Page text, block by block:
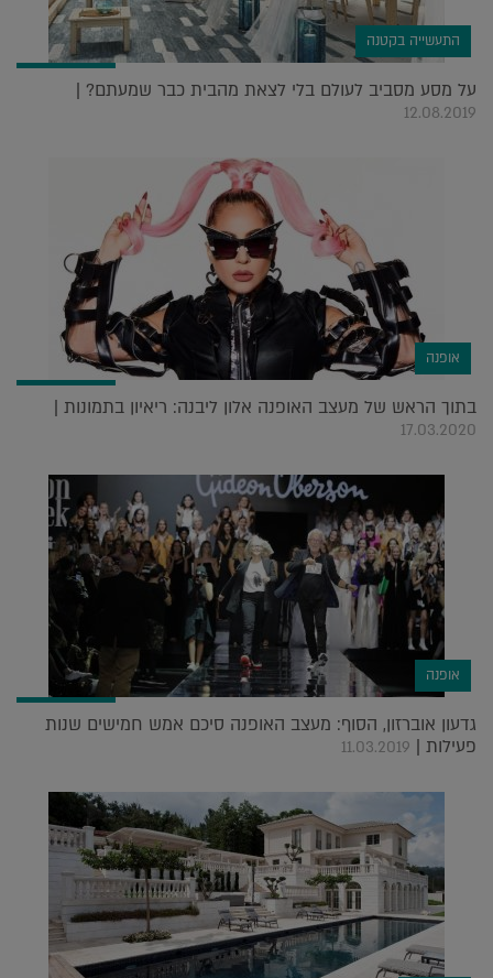
התעשייה בקטנה
על מסע מסביב לעולם בלי לצאת מהבית כבר שמעתם? |
12.08.2019
אופנה
בתוך הראש של מעצב האופנה אלון ליבנה: ריאיון בתמונות |
17.03.2020
אופנה
גדעון אוברזון, הסוף: מעצב האופנה סיכם אמש חמישים שנות
פעילות | 11.03.2019